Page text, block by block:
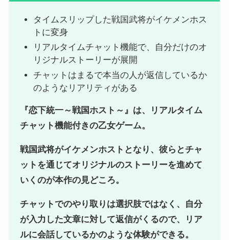
タイムスリップした戦国武将がイケメンホス
トに変身
リアルタイムチャット機能で、自分だけのオ
リジナルストーリーが展開
チャットはまるで本当の人が返信しているか
のようなリアリティがある
『恋下統一～戦国ホスト～』は、リアルタイム
チャット機能付きの乙女ゲーム。
戦国武将がイケメンホストとなり、彼らとチャ
ットを通じてオリジナルのストーリーを進めて
いくのが本作の見どころ。
チャットでのやり取りは選択肢ではなく、自分
が入力した文章に対して返信がくるので、リア
ルに会話しているかのような体験ができる。